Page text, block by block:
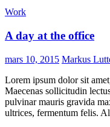
Work
A day at the office
mars 10, 2015 Markus
Lorem ipsum dolor sit
Maecenas sollicitudin
pulvinar mauris gravida
ultrices, fermentum felis.